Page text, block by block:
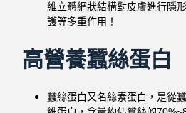
維立體網狀結構對皮膚進行隱
護等多重作用！
高營養蠶絲蛋白
蠶絲蛋白又名絲素蛋白，是從